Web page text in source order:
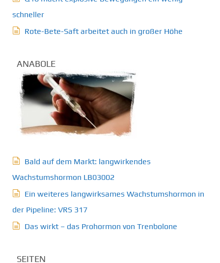
schneller
Rote-Bete-Saft arbeitet auch in großer Höhe
ANABOLE
Bald auf dem Markt: langwirkendes
Wachstumshormon LB03002
Ein weiteres langwirksames Wachstumshormon in
der Pipeline: VRS 317
Das wirkt – das Prohormon von Trenbolone
SEITEN